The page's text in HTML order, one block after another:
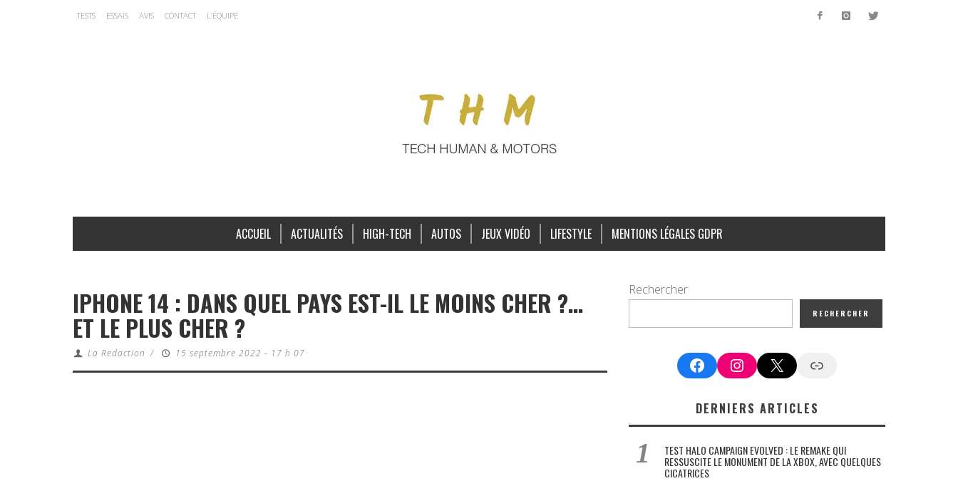
TESTS ESSAIS AVIS CONTACT L’ÉQUIPE
ACCUEIL ACTUALITÉS HIGH-TECH AUTOS JEUX VIDÉO LIFESTYLE MENTIONS LÉGALES GDPR
IPHONE 14 : DANS QUEL PAYS EST-IL LE MOINS CHER ?…
ET LE PLUS CHER ?
La Redaction / 15 septembre 2022 - 17 h 07
Rechercher
RECHERCHER
FacebookInstagram
X Google News
DERNIERS ARTICLES
TEST HALO CAMPAIGN EVOLVED : LE REMAKE QUI
RESSUSCITE LE MONUMENT DE LA XBOX, AVEC QUELQUES
CICATRICES